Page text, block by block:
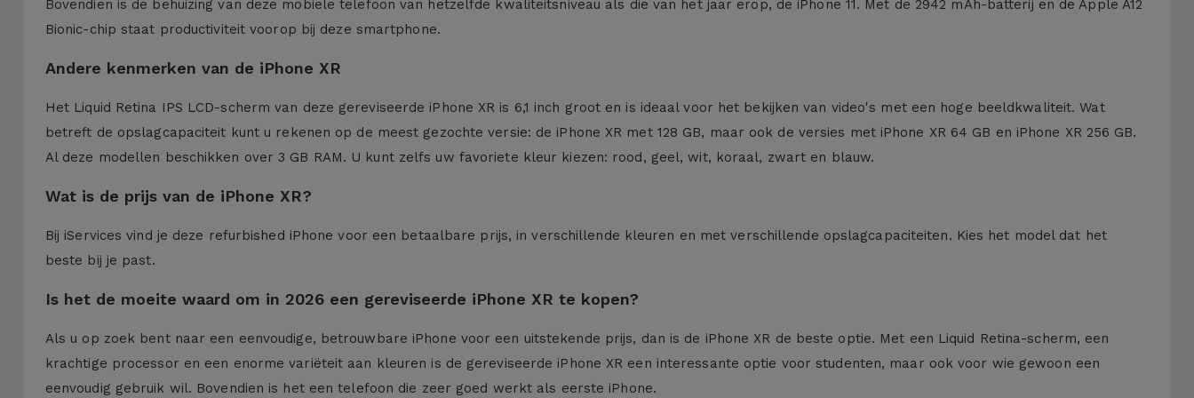
Bovendien is de behuizing van deze mobiele telefoon van hetzelfde kwaliteitsniveau als die van het jaar erop, de iPhone 11. Met de 2942 mAh-batterij en de Apple A12
Bionic-chip staat productiviteit voorop bij deze smartphone.
Andere kenmerken van de iPhone XR
Het Liquid Retina IPS LCD-scherm van deze gereviseerde iPhone XR is 6,1 inch groot en is ideaal voor het bekijken van video's met een hoge beeldkwaliteit. Wat
betreft de opslagcapaciteit kunt u rekenen op de meest gezochte versie: de iPhone XR met 128 GB, maar ook de versies met iPhone XR 64 GB en iPhone XR 256 GB.
Al deze modellen beschikken over 3 GB RAM. U kunt zelfs uw favoriete kleur kiezen: rood, geel, wit, koraal, zwart en blauw.
Wat is de prijs van de iPhone XR?
Bij iServices vind je deze refurbished iPhone voor een betaalbare prijs, in verschillende kleuren en met verschillende opslagcapaciteiten. Kies het model dat het
beste bij je past.
Is het de moeite waard om in 2026 een gereviseerde iPhone XR te kopen?
Als u op zoek bent naar een eenvoudige, betrouwbare iPhone voor een uitstekende prijs, dan is de iPhone XR de beste optie. Met een Liquid Retina-scherm, een
krachtige processor en een enorme variëteit aan kleuren is de gereviseerde iPhone XR een interessante optie voor studenten, maar ook voor wie gewoon een
eenvoudig gebruik wil. Bovendien is het een telefoon die zeer goed werkt als eerste iPhone.